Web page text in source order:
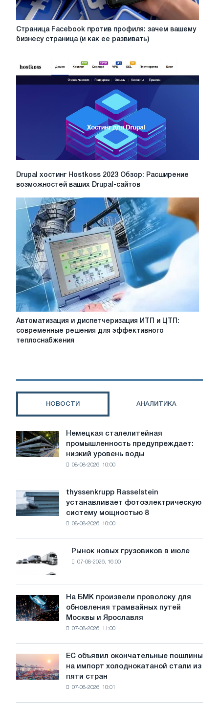
Страница
Facebook
зачем
вашему
бизнесу
Страница Facebook против профиля: зачем вашему
бизнесу страница (и как ее развивать)
Drupal
2023
Обзор:
Расширение
возможностей
ваших
Drupal-
сайтов
Drupal хостинг Hostkoss 2023 Обзор: Расширение
возможностей ваших Drupal-сайтов
Автоматизация
диспетчеризация
современные
Автоматизация и диспетчеризация ИТП и ЦТП:
современные решения для эффективного
теплоснабжения
НОВОСТИ АНАЛИТИКА
Немецкая
сталелитейная
промышленность
предупреждает:
воды
угрожает
безопасности
Немецкая сталелитейная
промышленность предупреждает:
низкий уровень воды
08-08-2026, 10:00
thyssenkrupp
Rasselstein
устанавливает
фотоэлектрическую
достижения
целей
обезуглероживания
thyssenkrupp Rasselstein
устанавливает фотоэлектрическую
систему мощностью 8
08-08-2026, 10:00
Рынок
новых
грузовиков
в
июле
Рынок новых грузовиков в июле
07-08-2026, 16:00
На
БМК
произвели
трамвайных
путей
Москвы
Ярославля
На БМК произвели проволоку для
обновления трамвайных путей
Москвы и Ярославля
07-08-2026, 11:00
объявил
окончательные
ЕС объявил окончательные пошлины
на импорт холоднокатаной стали из
пяти стран
07-08-2026, 10:01